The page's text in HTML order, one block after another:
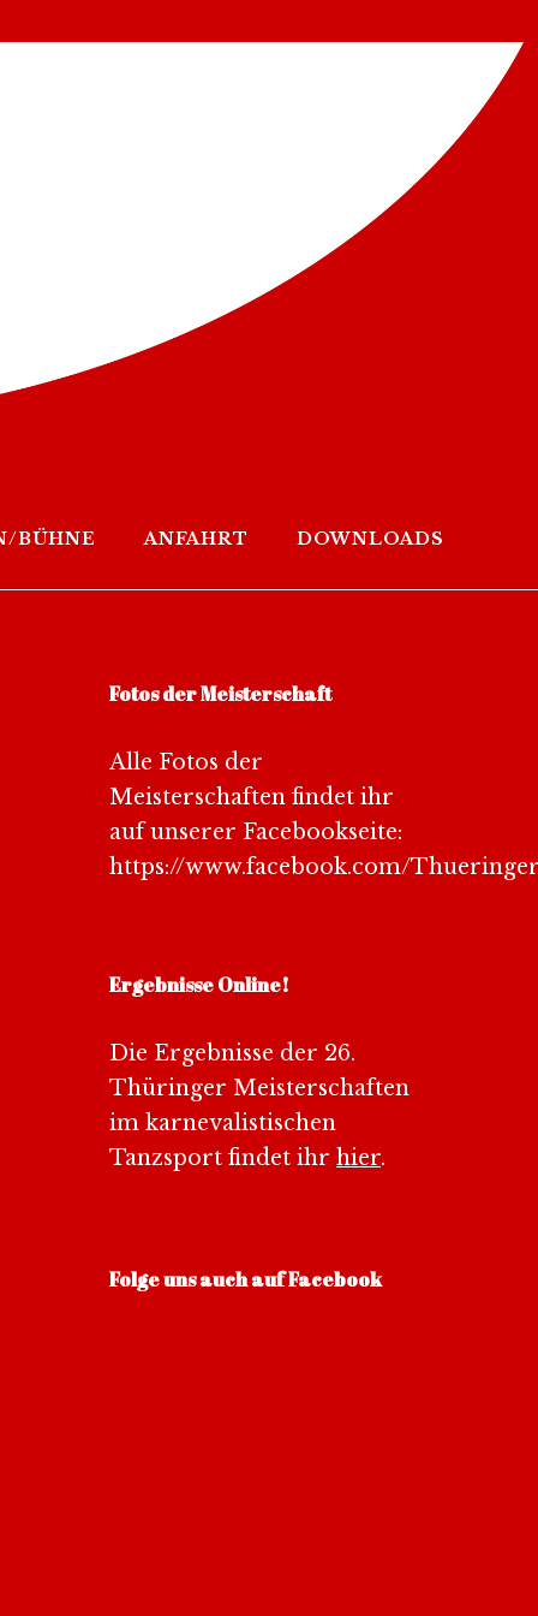
BÜHNE ANFAHRT DOWNLOADS
Fotos der Meisterschaft
Alle Fotos der
Meisterschaften findet ihr
auf unserer Facebookseite:
https://www.facebook.com/
Ergebnisse Online!
Die Ergebnisse der 26.
Thüringer Meisterschaften
im karnevalistischen
Tanzsport findet ihr hier.
Folge uns auch auf Facebook